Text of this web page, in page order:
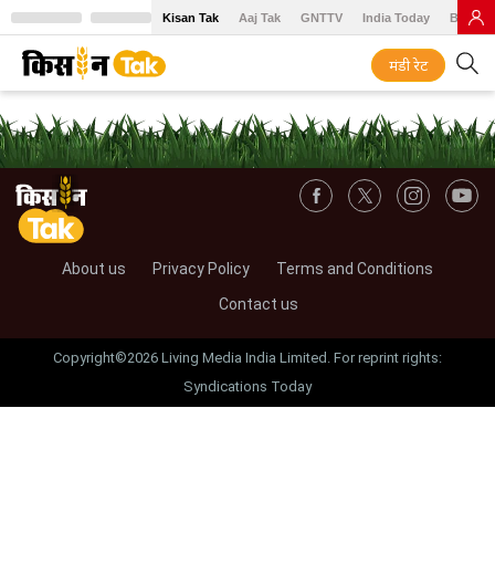
Kisan Tak Aaj Tak GNTTV India Today BT
मंडी रेट
About us Privacy Policy
Terms and Conditions
Contact us
Copyright©2026 Living Media India Limited. For reprint rights:
Syndications Today